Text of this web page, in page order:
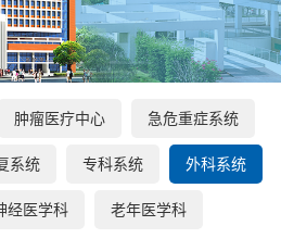
肿瘤医疗中心 急危重症系统
系统 专科系统 外科系统
经医学科 老年医学科